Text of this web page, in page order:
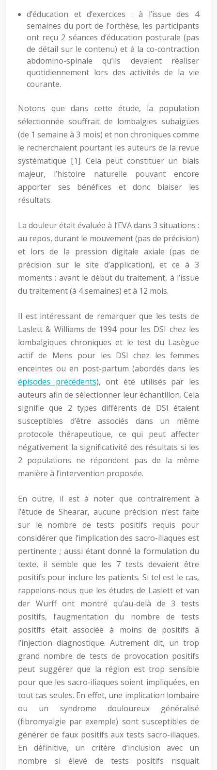
d’éducation et d’exercices : à l’issue des 4
semaines du port de l’orthèse, les participants
ont reçu 2 séances d’éducation posturale (pas
de détail sur le contenu) et à la co-contraction
abdomino-spinale qu’ils devaient réaliser
quotidiennement lors des activités de la vie
courante.
Notons que dans cette étude, la population
sélectionnée souffrait de lombalgies subaigües
(de 1 semaine à 3 mois) et non chroniques comme
le recherchaient pourtant les auteurs de la revue
systématique [1]. Cela peut constituer un biais
majeur, l’histoire naturelle pouvant encore
apporter ses bénéfices et donc biaiser les
résultats.
La douleur était évaluée à l’EVA dans 3 situations :
au repos, durant le mouvement (pas de précision)
et lors de la pression digitale axiale (pas de
précision sur le site d’application), et ce à 3
moments : avant le début du traitement, à l’issue
du traitement (à 4 semaines) et à 12 mois.
Il est intéressant de remarquer que les tests de
Laslett & Williams de 1994 pour les DSI chez les
lombalgiques chroniques et le test du Lasègue
actif de Mens pour les DSI chez les femmes
enceintes ou en post-partum (abordés dans les
épisodes précédents), ont été utilisés par les
auteurs afin de sélectionner leur échantillon. Cela
signifie que 2 types différents de DSI étaient
susceptibles d’être associés dans un même
protocole thérapeutique, ce qui peut affecter
négativement la significativité des résultats si les
2 populations ne répondent pas de la même
manière à l’intervention proposée.
En outre, il est à noter que contrairement à
l’étude de Shearar, aucune précision n’est faite
sur le nombre de tests positifs requis pour
considérer que l’implication des sacro-iliaques est
pertinente ; aussi étant donné la formulation du
texte, il semble que les 7 tests devaient être
positifs pour inclure les patients. Si tel est le cas,
rappelons-nous que les études de Laslett et van
der Wurff ont montré qu’au-delà de 3 tests
positifs, l’augmentation du nombre de tests
positifs était associée à moins de positifs à
l’injection diagnostique. Autrement dit, un trop
grand nombre de tests de provocation positifs
peut suggérer que la région est trop sensible
pour que les sacro-iliaques soient impliquées, en
tout cas seules. En effet, une implication lombaire
ou un syndrome douloureux généralisé
(fibromyalgie par exemple) sont susceptibles de
générer de faux positifs aux tests sacro-iliaques.
En définitive, un critère d’inclusion avec un
nombre si élevé de tests positifs risquait